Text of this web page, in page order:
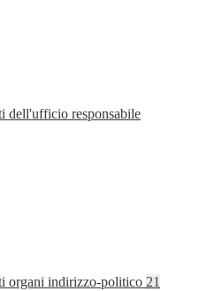
dell'ufficio responsabile
organi indirizzo-politico 21